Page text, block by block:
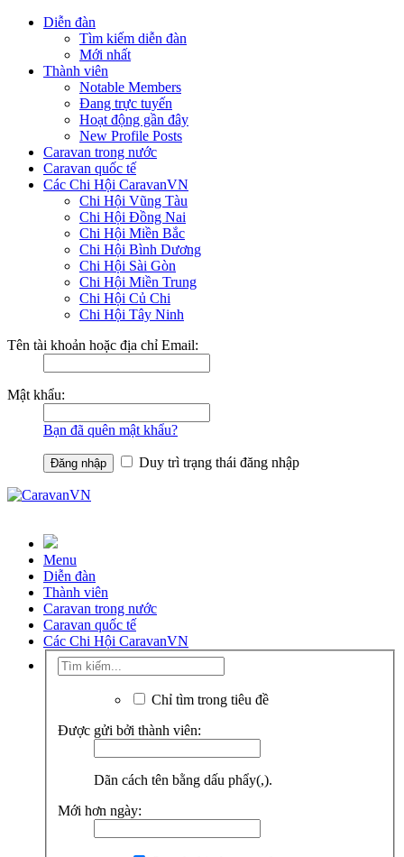
Diễn đàn
Tìm kiếm diễn đàn
Mới nhất
Thành viên
Notable Members
Đang trực tuyến
Hoạt động gần đây
New Profile Posts
Caravan trong nước
Caravan quốc tế
Các Chi Hội CaravanVN
Chi Hội Vũng Tàu
Chi Hội Đồng Nai
Chi Hội Miền Bắc
Chi Hội Bình Dương
Chi Hội Sài Gòn
Chi Hội Miền Trung
Chi Hội Củ Chi
Chi Hội Tây Ninh
Tên tài khoản hoặc địa chỉ Email:
Mật khẩu:
Bạn đã quên mật khẩu?
Duy trì trạng thái đăng nhập
Menu
Diễn đàn
Thành viên
Caravan trong nước
Caravan quốc tế
Các Chi Hội CaravanVN
Chỉ tìm trong tiêu đề
Được gửi bởi thành viên:
Dãn cách tên bằng dấu phẩy(,).
Mới hơn ngày: